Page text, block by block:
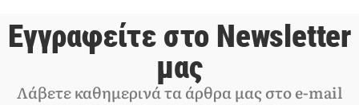
Εγγραφείτε στο Newsletter
μας
Λάβετε καθημερινά τα άρθρα μας στο e-mail